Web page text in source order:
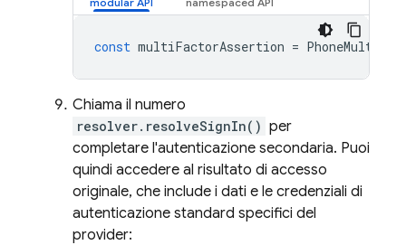
const multiFactorAssertion =
Chiama il numero
resolver.resolveSignIn() per
completare l'autenticazione secondaria. Puoi
quindi accedere al risultato di accesso
originale, che include i dati e le credenziali di
autenticazione standard specifici del
provider: